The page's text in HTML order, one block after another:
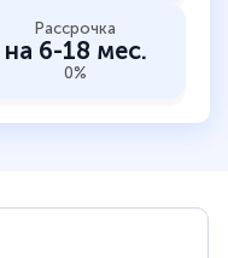
Рассрочка
на 6-18 мес.
0%